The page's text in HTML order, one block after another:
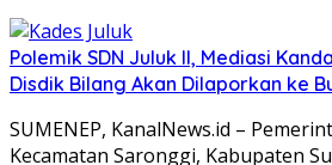
Polemik SDN Juluk II, Mediasi
Disdik Bilang Akan Dilaporkan ke
SUMENEP, KanalNews.id –
Kecamatan Saronggi, Kabupaten